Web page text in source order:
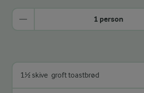
1 person
1½ skive groft toastbrød